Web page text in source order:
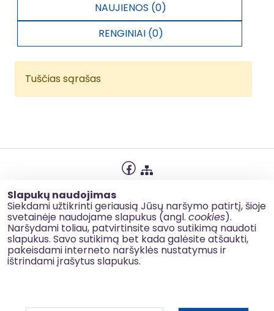
Slapukų naudojimas
Siekdami užtikrinti geriausią Jūsų naršymo patirtį, šioje
svetainėje naudojame slapukus (angl. cookies).
Naršydami toliau, patvirtinsite savo sutikimą naudoti
slapukus. Savo sutikimą bet kada galėsite atšaukti,
pakeisdami interneto naršyklės nustatymus ir
ištrindami įrašytus slapukus.
NAUJIENOS (0)
RENGINIAI (0)
Tuščias sąrašas
Slapukų naudojimas
Korupcijos prevencija
Kontaktai